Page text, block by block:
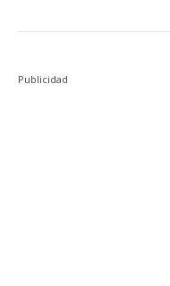
Publicidad